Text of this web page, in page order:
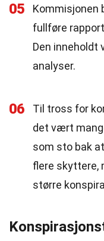
05
Kommisjonen
fullføre
Den inneholdt
analyser.
06
Til tross for
det vært
som sto bak
flere skyttere,
større